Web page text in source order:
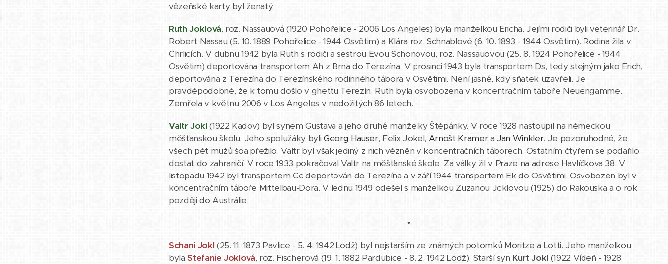
vězeňské karty byl ženatý.
Ruth Joklová, roz. Nassauová (1920 Pohořelice - 2006 Los Angeles) byla manželkou Ericha. Jejími rodiči byli veterinář Dr.
Robert Nassau (5. 10. 1889 Pohořelice - 1944 Osvětim) a Klára roz. Schnablové (6. 10. 1893 - 1944 Osvětim). Rodina žila v
Chrlicích. V dubnu 1942 byla Ruth s rodiči a sestrou Evou Schönovou, roz. Nassauovou (25. 8. 1924 Pohořelice - 1944
Osvětim) deportována transportem Ah z Brna do Terezína. V prosinci 1943 byla transportem Ds, tedy stejným jako Erich,
deportována z Terezína do Terezínského rodinného tábora v Osvětimi. Není jasné, kdy sňatek uzavřeli. Je
pravděpodobné, že k tomu došlo v ghettu Terezín. Ruth byla osvobozena v koncentračním táboře Neuengamme.
Zemřela v květnu 2006 v Los Angeles v nedožitých 86 letech.
Valtr Jokl (1922 Kadov) byl synem Gustava a jeho druhé manželky Štěpánky. V roce 1928 nastoupil na německou
měšťanskou školu. Jeho spolužáky byli Georg Hauser, Felix Jokel, Arnošt Kramera Jan Winkler. Je pozoruhodné, že
všech pět mužů šoa přežilo. Valtr byl však jediný z nich vězněn v koncentračních táborech. Ostatním čtyřem se podařilo
dostat do zahraničí. V roce 1933 pokračoval Valtr na měšťanské škole. Za války žil v Praze na adrese Havlíčkova 38. V
listopadu 1942 byl transportem Cc deportován do Terezína a v září 1944 transportem Ek do Osvětimi. Osvobozen byl v
koncentračním táboře Mittelbau-Dora. V lednu 1949 odešel s manželkou Zuzanou Joklovou (1925) do Rakouska a o rok
později do Austrálie.
•
Schani Jokl (25. 11. 1873 Pavlice - 5. 4. 1942 Lodž) byl nejstarším ze známých potomků Moritze a Lotti. Jeho manželkou
bylaStefanie Joklová, roz. Fischerová (19. 1. 1882 Pardubice - 8. 2. 1942 Lodž). Starší syn Kurt Jokl (1922 Vídeň - 1928